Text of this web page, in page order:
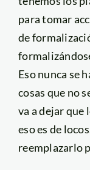
para tomar
de
Eso nunca se
cosas que no
va a dejar que
eso es de
reemplazarlo